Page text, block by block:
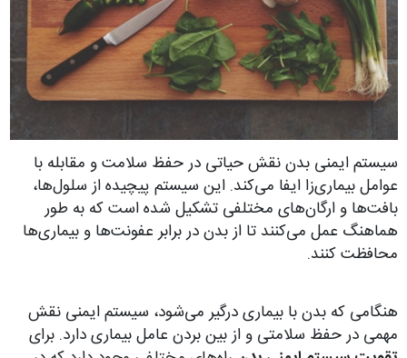
سیستم ایمنی بدن نقش حیاتی در حفظ سلامت و مقابله با
عوامل بیماری‌زا ایفا می‌کند. این سیستم پیچیده از سلول‌ها،
بافت‌ها و ارگان‌های مختلفی تشکیل شده است که به طور
هماهنگ عمل می‌کنند تا از بدن در برابر عفونت‌ها و بیماری‌ها
محافظت کنند.
هنگامی که بدن با بیماری درگیر می‌شود، سیستم ایمنی نقش
مهمی در حفظ سلامتی و از بین بردن عامل بیماری دارد. برای